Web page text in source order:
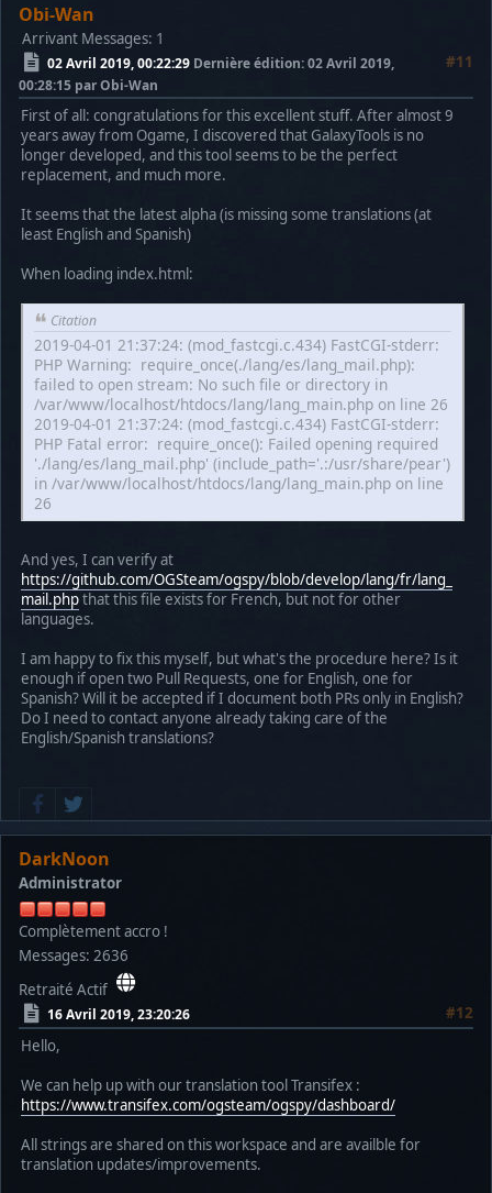
Obi-Wan
Arrivant Messages: 1
02 Avril 2019, 00:22:29 #11
Dernière édition: 02 Avril 2019,
00:28:15 par Obi-Wan
First of all: congratulations for this excellent stuff. After almost 9
years away from Ogame, I discovered that GalaxyTools is no
longer developed, and this tool seems to be the perfect
replacement, and much more.
It seems that the latest alpha (is missing some translations (at
least English and Spanish)
When loading index.html:
Citation
2019-04-01 21:37:24: (mod_fastcgi.c.434) FastCGI-stderr:
PHP Warning: require_once(./lang/es/lang_mail.php):
failed to open stream: No such file or directory in
/var/www/localhost/htdocs/lang/lang_main.php on line 26
2019-04-01 21:37:24: (mod_fastcgi.c.434) FastCGI-stderr:
PHP Fatal error: require_once(): Failed opening required
'./lang/es/lang_mail.php' (include_path='.:/usr/share/pear')
in /var/www/localhost/htdocs/lang/lang_main.php on line
26
And yes, I can verify at
https://github.com/OGSteam/ogspy/blob/develop/lang/fr/lang_
mail.phpthat this file exists for French, but not for other
languages.
I am happy to fix this myself, but what's the procedure here? Is it
enough if open two Pull Requests, one for English, one for
Spanish? Will it be accepted if I document both PRs only in English?
Do I need to contact anyone already taking care of the
English/Spanish translations?
DarkNoon
Administrator
Complètement accro !
Messages: 2636
Retraité Actif
16 Avril 2019, 23:20:26
#12
Hello,
We can help up with our translation tool Transifex :
https://www.transifex.com/ogsteam/ogspy/dashboard/
All strings are shared on this workspace and are availble for
translation updates/improvements.